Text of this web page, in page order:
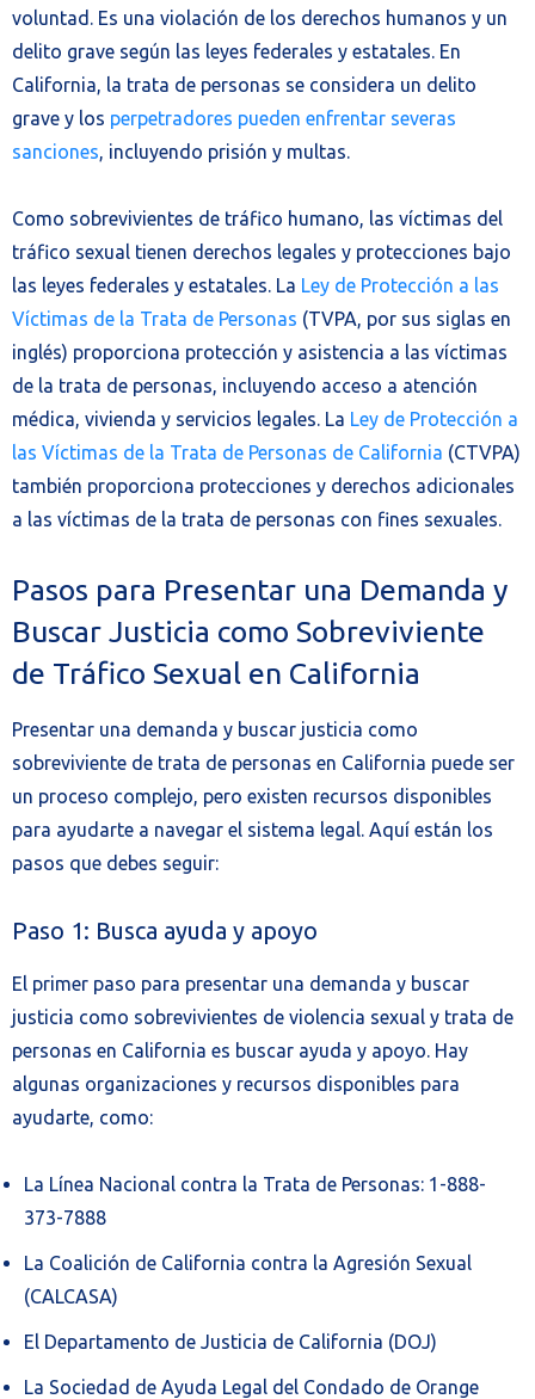
voluntad. Es una violación de los derechos humanos y un
delito grave según las leyes federales y estatales. En
California, la trata de personas se considera un delito
grave y los perpetradores pueden enfrentar severas
sanciones, incluyendo prisión y multas.
Como sobrevivientes de tráfico humano, las víctimas del
tráfico sexual tienen derechos legales y protecciones bajo
las leyes federales y estatales. La Ley de Protección a las
Víctimas de la Trata de Personas (TVPA, por sus siglas en
inglés) proporciona protección y asistencia a las víctimas
de la trata de personas, incluyendo acceso a atención
médica, vivienda y servicios legales. La Ley de Protección a
las Víctimas de la Trata de Personas de California (CTVPA)
también proporciona protecciones y derechos adicionales
a las víctimas de la trata de personas con fines sexuales.
Pasos para Presentar una Demanda y
Buscar Justicia como Sobreviviente
de Tráfico Sexual en California
Presentar una demanda y buscar justicia como
sobreviviente de trata de personas en California puede ser
un proceso complejo, pero existen recursos disponibles
para ayudarte a navegar el sistema legal. Aquí están los
pasos que debes seguir:
Paso 1: Busca ayuda y apoyo
El primer paso para presentar una demanda y buscar
justicia como sobrevivientes de violencia sexual y trata de
personas en California es buscar ayuda y apoyo. Hay
algunas organizaciones y recursos disponibles para
ayudarte, como:
La Línea Nacional contra la Trata de Personas: 1-888-
373-7888
La Coalición de California contra la Agresión Sexual
(CALCASA)
El Departamento de Justicia de California (DOJ)
La Sociedad de Ayuda Legal del Condado de Orange